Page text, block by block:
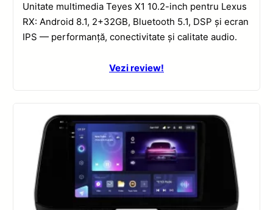
Unitate multimedia Teyes X1 10.2-inch pentru Lexus
RX: Android 8.1, 2+32GB, Bluetooth 5.1, DSP și ecran
IPS — performanță, conectivitate și calitate audio.
Vezi review!